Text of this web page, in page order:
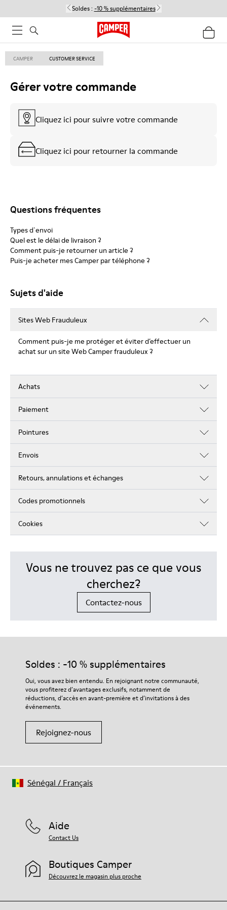
Soldes : -10 % supplémentaires
CAMPER CUSTOMER SERVICE
Gérer votre commande
Cliquez ici pour suivre votre commande
Cliquez ici pour retourner la commande
Questions fréquentes
Types d`envoi
Quel est le délai de livraison ?
Comment puis-je retourner un article ?
Puis-je acheter mes Camper par téléphone ?
Sujets d'aide
Sites Web Frauduleux
Comment puis-je me protéger et éviter d’effectuer un
achat sur un site Web Camper frauduleux ?
Achats
Paiement
Pointures
Envois
Retours, annulations et échanges
Codes promotionnels
Cookies
Vous ne trouvez pas ce que vous
cherchez?
Contactez-nous
Soldes : -10 % supplémentaires
Oui, vous avez bien entendu. En rejoignant notre communauté,
vous profiterez d’avantages exclusifs, notamment de
réductions, d’accès en avant-première et d’invitations à des
événements.
Rejoignez-nous
Aide
Contact Us
Boutiques Camper
Découvrez le magasin plus proche
Sénégal / Français